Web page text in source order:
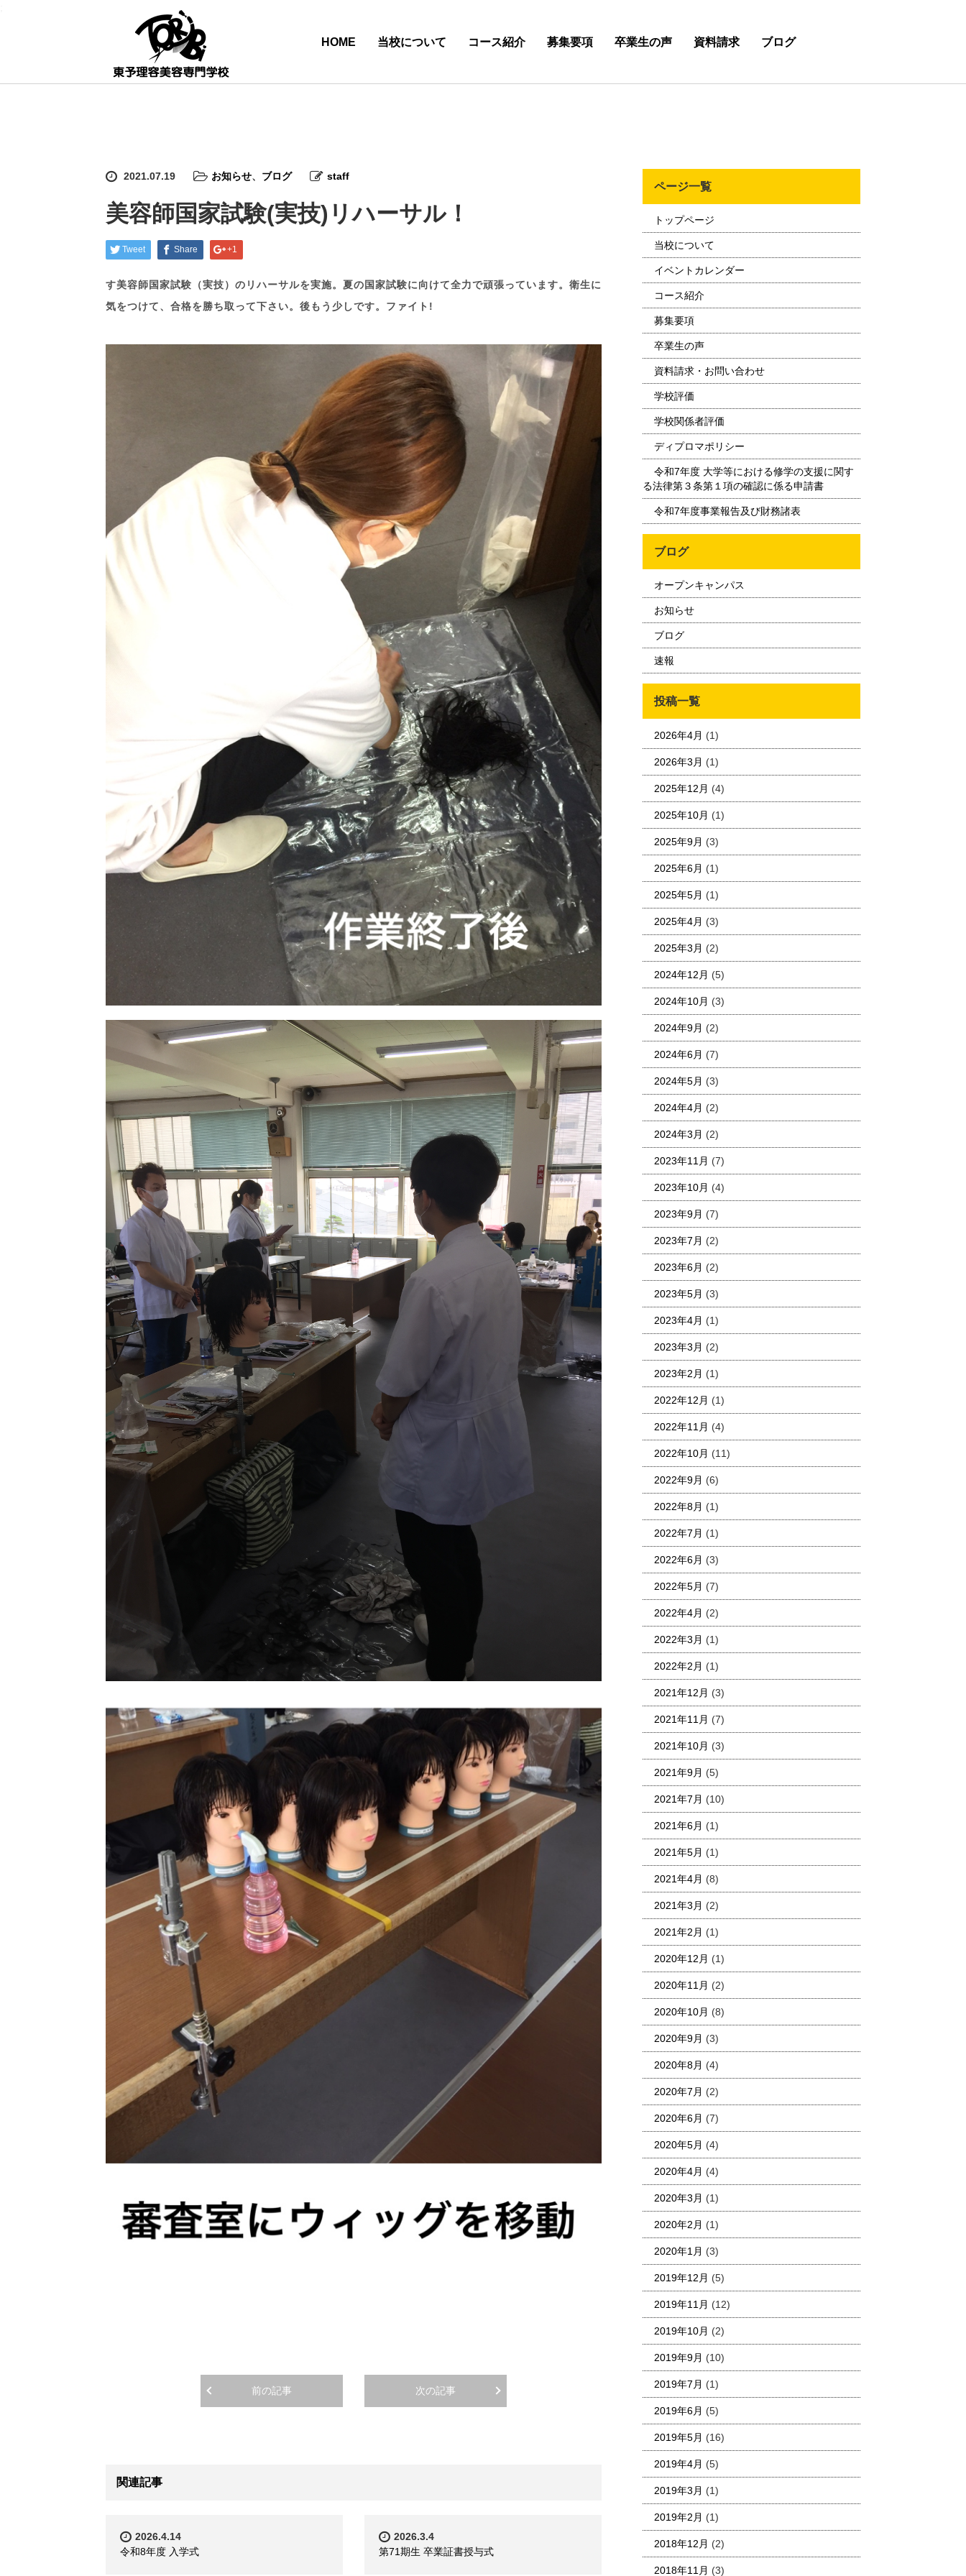
HOME 当校について コース紹介 募集要項 卒業生の声 資料請求 ブログ
2021.07.19 お知らせ、 ブログ staff
美容師国家試験(実技)リハーサル！
Tweet Share +1
す美容師国家試験（実技）のリハーサルを実施。夏の国家試験に向けて全力で頑張っています。衛生に
気をつけて、合格を勝ち取って下さい。後もう少しです。ファイト!
前の記事 次の記事
関連記事
2026.4.14
令和8年度 入学式
2026.3.4
第71期生 卒業証書授与式
ページ一覧
トップページ
当校について
イベントカレンダー
コース紹介
募集要項
卒業生の声
資料請求・お問い合わせ
学校評価
学校関係者評価
ディプロマポリシー
令和7年度 大学等における修学の支援に関す
る法律第３条第１項の確認に係る申請書
令和7年度事業報告及び財務諸表
ブログ
オープンキャンパス
お知らせ
ブログ
速報
投稿一覧
2026年4月 (1)
2026年3月 (1)
2025年12月 (4)
2025年10月 (1)
2025年9月 (3)
2025年6月 (1)
2025年5月 (1)
2025年4月 (3)
2025年3月 (2)
2024年12月 (5)
2024年10月 (3)
2024年9月 (2)
2024年6月 (7)
2024年5月 (3)
2024年4月 (2)
2024年3月 (2)
2023年11月 (7)
2023年10月 (4)
2023年9月 (7)
2023年7月 (2)
2023年6月 (2)
2023年5月 (3)
2023年4月 (1)
2023年3月 (2)
2023年2月 (1)
2022年12月 (1)
2022年11月 (4)
2022年10月 (11)
2022年9月 (6)
2022年8月 (1)
2022年7月 (1)
2022年6月 (3)
2022年5月 (7)
2022年4月 (2)
2022年3月 (1)
2022年2月 (1)
2021年12月 (3)
2021年11月 (7)
2021年10月 (3)
2021年9月 (5)
2021年7月 (10)
2021年6月 (1)
2021年5月 (1)
2021年4月 (8)
2021年3月 (2)
2021年2月 (1)
2020年12月 (1)
2020年11月 (2)
2020年10月 (8)
2020年9月 (3)
2020年8月 (4)
2020年7月 (2)
2020年6月 (7)
2020年5月 (4)
2020年4月 (4)
2020年3月 (1)
2020年2月 (1)
2020年1月 (3)
2019年12月 (5)
2019年11月 (12)
2019年10月 (2)
2019年9月 (10)
2019年7月 (1)
2019年6月 (5)
2019年5月 (16)
2019年4月 (5)
2019年3月 (1)
2019年2月 (1)
2018年12月 (2)
2018年11月 (3)